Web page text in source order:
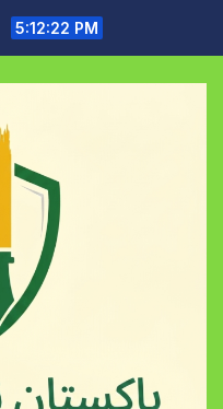
5:12:23 PM